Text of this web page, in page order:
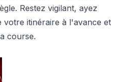
Restez vigilant, ayez
votre itinéraire à l'avance et
course.